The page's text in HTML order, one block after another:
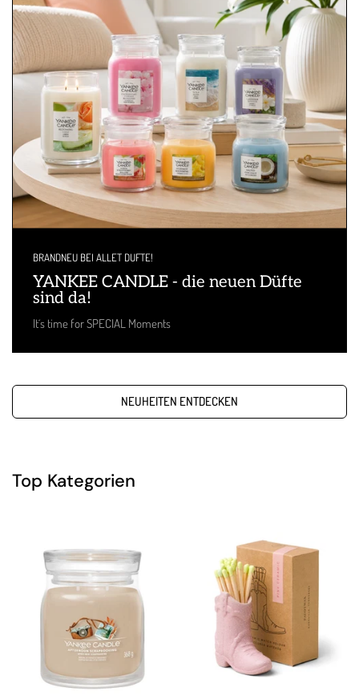
BRANDNEU BEI ALLET DUFTE!
YANKEE CANDLE - die neuen Düfte
sind da!
It´s time for SPECIAL Moments
NEUHEITEN ENTDECKEN
Top Kategorien